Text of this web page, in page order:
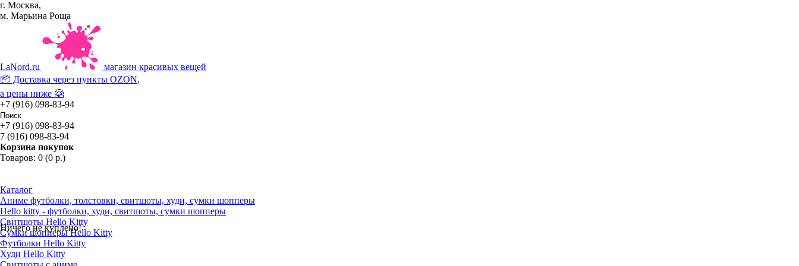
г. Москва,
м. Марьина Роща
LaNord.ru
магазин красивых вещей
📦 Доставка через пункты OZON,
а цены ниже 🤗
+7 (916) 098-83-94
+7 (916) 098-83-94
7 (916) 098-83-94
Корзина покупок
Товаров: 0 (0 р.)
Ничего не куплено!
Каталог
Аниме футболки, толстовки, свитшоты, худи, сумки шопперы
Hello kitty - футболки, худи, свитшоты, сумки шопперы
Свитшоты Hello Kitty
Сумки шопперы Hello Kitty
Футболки Hello Kitty
Худи Hello Kitty